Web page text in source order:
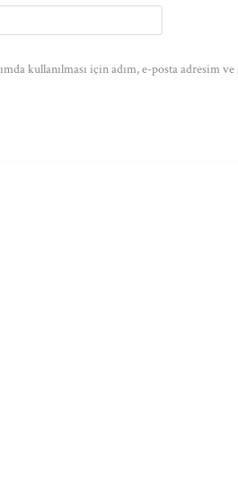
kullanılması için adım, e-posta adresim